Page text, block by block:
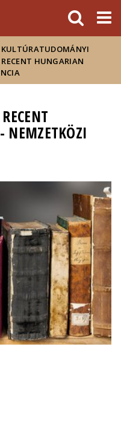
HUNGARIAN
NEMZETKÖZI